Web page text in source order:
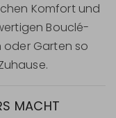
Komfort und
Bouclé-
oder Garten so
MACHT